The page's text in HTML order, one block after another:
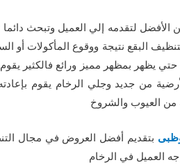
لتقدمه إلي العميل وتبحث
بتنظيف البقع نتيجة ووقوع المأكولات
يظهر بمظهر مميز ورائع فالكثير
من جديد وجلي الرخام يقوم
العيوب والشروخ
بتقديم أفضل العروض في مجال
العميل في الرخام